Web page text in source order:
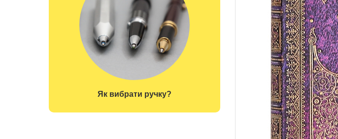
Як вибрати ручку?